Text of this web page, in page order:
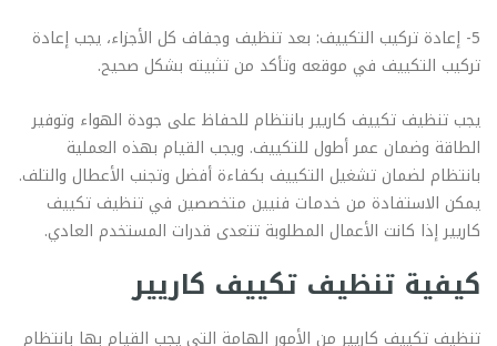
5- إعادة تركيب التكييف: بعد تنظيف وجفاف كل الأجزاء، يجب إعادة
تركيب التكييف في موقعه وتأكد من تثبيته بشكل صحيح.
يجب تنظيف تكييف كاريير بانتظام للحفاظ على جودة الهواء وتوفير
الطاقة وضمان عمر أطول للتكييف. ويجب القيام بهذه العملية
بانتظام لضمان تشغيل التكييف بكفاءة أفضل وتجنب الأعطال والتلف.
يمكن الاستفادة من خدمات فنيين متخصصين في تنظيف تكييف
كاريير إذا كانت الأعمال المطلوبة تتعدى قدرات المستخدم العادي.
كيفية تنظيف تكييف كاريير
تنظيف تكييف كاريير من الأمور الهامة التي يجب القيام بها بانتظام